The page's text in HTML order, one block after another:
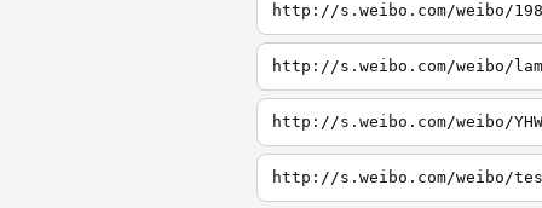
http://s.weibo.com/weibo/
http://s.weibo.com/weibo/
http://s.weibo.com/weibo/
http://s.weibo.com/weibo/